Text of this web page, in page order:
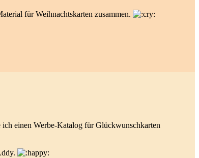
für Weihnachtskarten zusammen.
einen Werbe-Katalog für Glückwunschkarten